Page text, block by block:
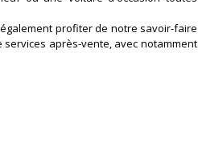
profiter de notre savoir-faire
services après-vente, avec notamment
un réseau de 250 concessions, avec